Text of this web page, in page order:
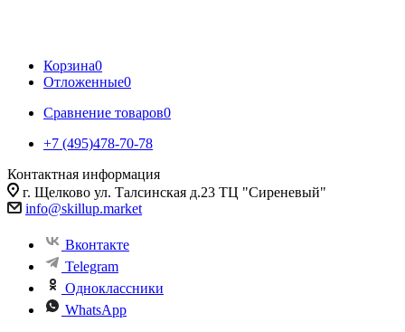
Корзина0
Отложенные0
Сравнение товаров0
+7 (495)478-70-78
Контактная информация
г. Щелково ул. Талсинская д.23 ТЦ "Сиреневый"
info@skillup.market
Вконтакте
Telegram
Одноклассники
WhatsApp